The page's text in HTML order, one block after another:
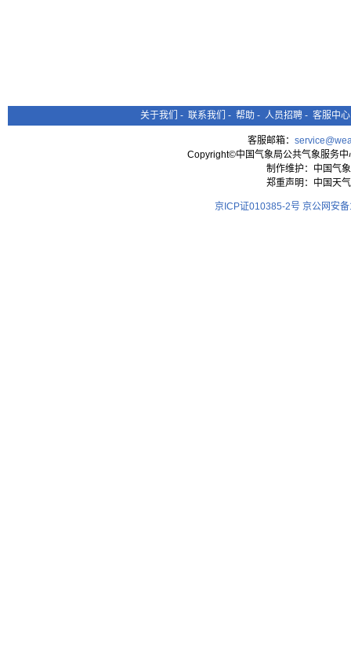
关于我们 - 联系我们 - 帮助 - 人员招聘 - 客服中心
客服邮箱：
Copyright©中国气象局公共气象服务
制作维护：中国气
郑重声明：中国天
京ICP证010385-2号 京公网安